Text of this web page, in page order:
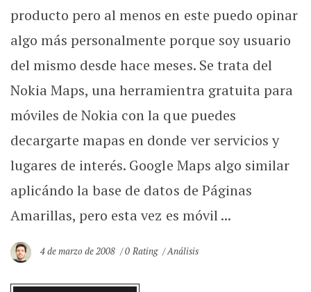
producto pero al menos en este puedo opinar
algo más personalmente porque soy usuario
del mismo desde hace meses. Se trata del
Nokia Maps, una herramientra gratuita para
móviles de Nokia con la que puedes
decargarte mapas en donde ver servicios y
lugares de interés. Google Maps algo similar
aplicándo la base de datos de Páginas
Amarillas, pero esta vez es móvil ...
4 de marzo de 2008 0 Rating Análisis